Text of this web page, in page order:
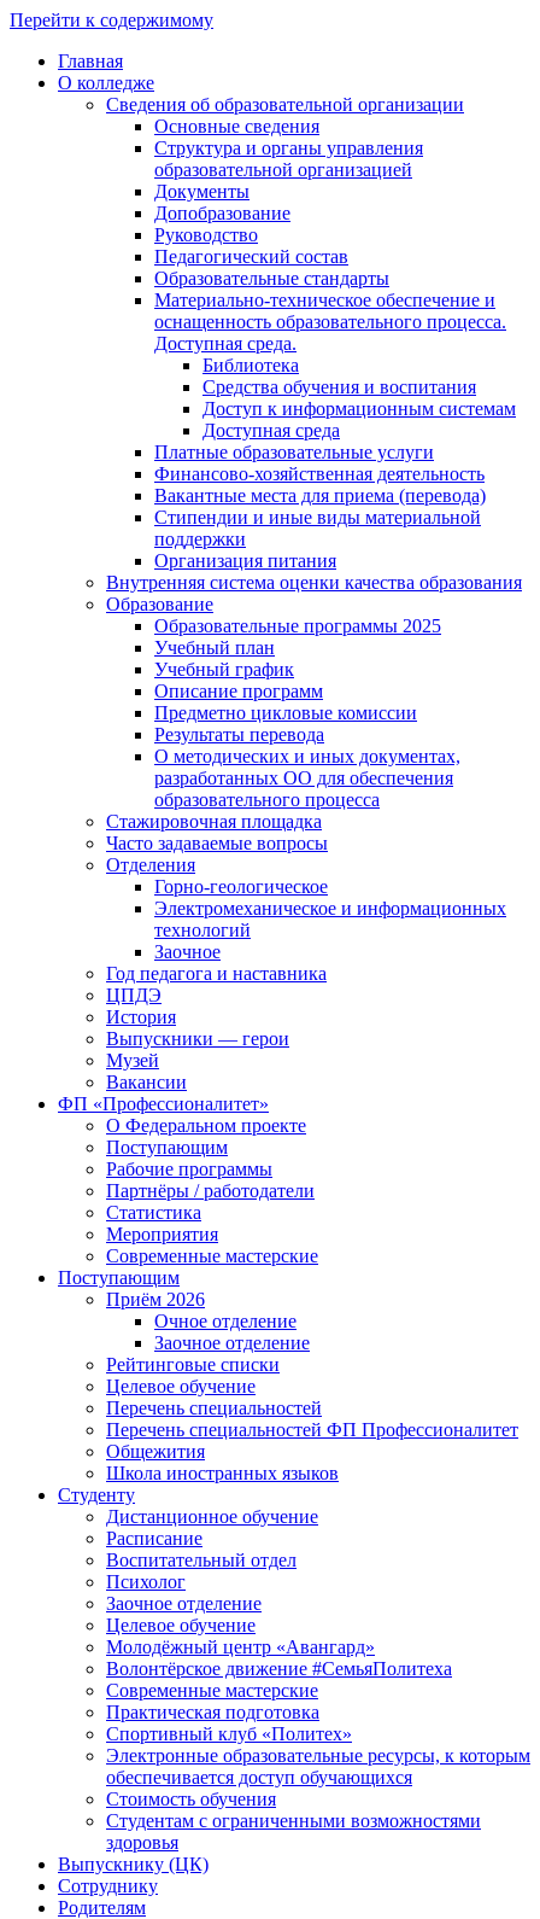
Перейти к содержимому
Главная
О колледже
Сведения об образовательной организации
Основные сведения
Структура и органы управления
образовательной организацией
Документы
Допобразование
Руководство
Педагогический состав
Образовательные стандарты
Материально-техническое обеспечение и
оснащенность образовательного процесса.
Доступная среда.
Библиотека
Средства обучения и воспитания
Доступ к информационным системам
Доступная среда
Платные образовательные услуги
Финансово-хозяйственная деятельность
Вакантные места для приема (перевода)
Стипендии и иные виды материальной
поддержки
Организация питания
Внутренняя система оценки качества образования
Образование
Образовательные программы 2025
Учебный план
Учебный график
Описание программ
Предметно цикловые комиссии
Результаты перевода
О методических и иных документах,
разработанных ОО для обеспечения
образовательного процесса
Стажировочная площадка
Часто задаваемые вопросы
Отделения
Горно-геологическое
Электромеханическое и информационных
технологий
Заочное
Год педагога и наставника
ЦПДЭ
История
Выпускники — герои
Музей
Вакансии
ФП «Профессионалитет»
О Федеральном проекте
Поступающим
Рабочие программы
Партнёры / работодатели
Статистика
Мероприятия
Современные мастерские
Поступающим
Приём 2026
Очное отделение
Заочное отделение
Рейтинговые списки
Целевое обучение
Перечень специальностей
Перечень специальностей ФП Профессионалитет
Общежития
Школа иностранных языков
Студенту
Дистанционное обучение
Расписание
Воспитательный отдел
Психолог
Заочное отделение
Целевое обучение
Молодёжный центр «Авангард»
Волонтёрское движение #СемьяПолитеха
Современные мастерские
Практическая подготовка
Спортивный клуб «Политех»
Электронные образовательные ресурсы, к которым
обеспечивается доступ обучающихся
Стоимость обучения
Студентам с ограниченными возможностями
здоровья
Выпускнику (ЦК)
Сотруднику
Родителям